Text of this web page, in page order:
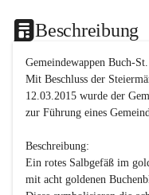
Beschreibung
Gemeindewappen Buch-
Mit Beschluss der
12.03.2015 wurde der
zur Führung eines
Beschreibung:
Ein rotes Salbgefäß im
mit acht goldenen